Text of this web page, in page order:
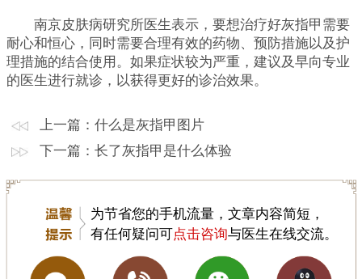
南京皮肤病研究所医生表示，要想治疗好灰指甲需要
耐心和恒心，同时需要合理有效的药物、预防措施以及护
理措施的结合使用。如果症状较为严重，建议及早向专业
的医生进行就诊，以获得更好的诊治效果。
上一篇： 什么是灰指甲图片
下一篇： 长了灰指甲是什么体验
为节省您的手机流量，文章内容简短，
有任何疑问可点击咨询与医生在线交流。